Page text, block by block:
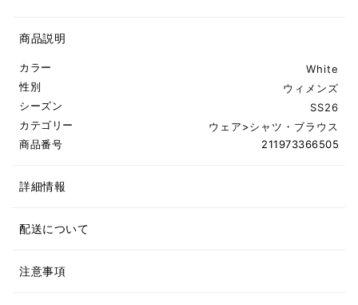
商品説明
カラー
White
性別
ウィメンズ
シーズン
SS26
カテゴリー
ウェア>シャツ・ブラウス
商品番号
211973366505
詳細情報
配送について
注意事項